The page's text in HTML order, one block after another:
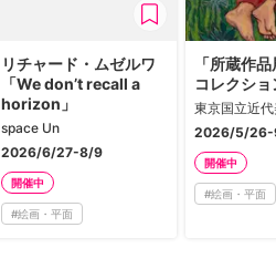
リチャード・ムゼルワ
「We don’t recall a
horizon」
space Un
2026/6/27-8/9
開催中
#絵画・平面
「所蔵作
コレクショ
東京国立近
2026/5/26-
開催中
#絵画・平面